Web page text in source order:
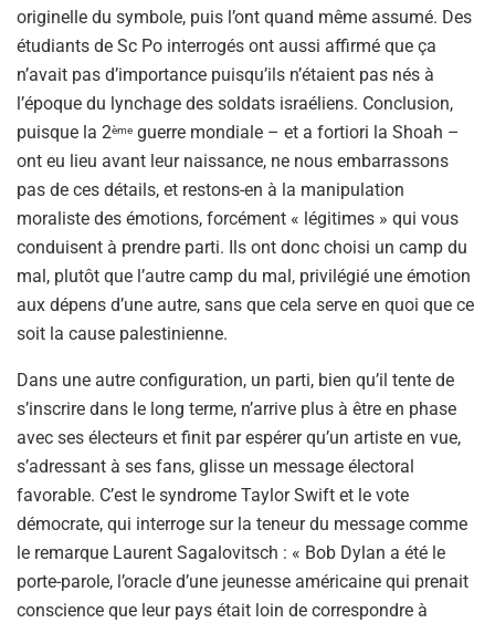
originelle du symbole, puis l’ont quand même assumé. Des
étudiants de Sc Po interrogés ont aussi affirmé que ça
n’avait pas d’importance puisqu’ils n’étaient pas nés à
l’époque du lynchage des soldats israéliens. Conclusion,
puisque la 2ème guerre mondiale – et a fortiori la Shoah –
ont eu lieu avant leur naissance, ne nous embarrassons
pas de ces détails, et restons-en à la manipulation
moraliste des émotions, forcément « légitimes » qui vous
conduisent à prendre parti. Ils ont donc choisi un camp du
mal, plutôt que l’autre camp du mal, privilégié une émotion
aux dépens d’une autre, sans que cela serve en quoi que ce
soit la cause palestinienne.
Dans une autre configuration, un parti, bien qu’il tente de
s’inscrire dans le long terme, n’arrive plus à être en phase
avec ses électeurs et finit par espérer qu’un artiste en vue,
s’adressant à ses fans, glisse un message électoral
favorable. C’est le syndrome Taylor Swift et le vote
démocrate, qui interroge sur la teneur du message comme
le remarque Laurent Sagalovitsch : « Bob Dylan a été le
porte-parole, l’oracle d’une jeunesse américaine qui prenait
conscience que leur pays était loin de correspondre à